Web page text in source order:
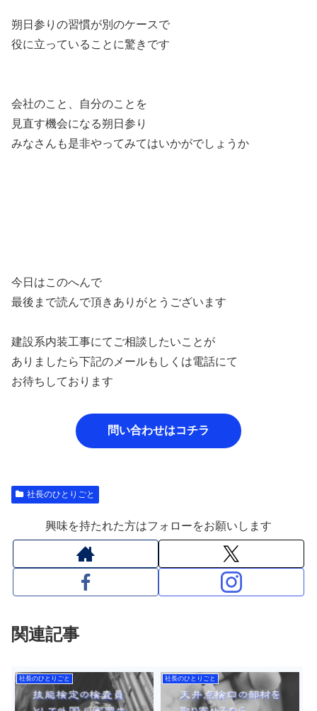
朔日参りの習慣が別のケースで
役に立っていることに驚きです
会社のこと、自分のことを
見直す機会になる朔日参り
みなさんも是非やってみてはいかがでしょうか
今日はこのへんで
最後まで読んで頂きありがとうございます
建設系内装工事にてご相談したいことが
ありましたら下記のメールもしくは電話にて
お待ちしております
問い合わせはコチラ
社長のひとりごと
興味を持たれた方はフォローをお願いします
関連記事
社長のひとりごと 社長のひとりごと